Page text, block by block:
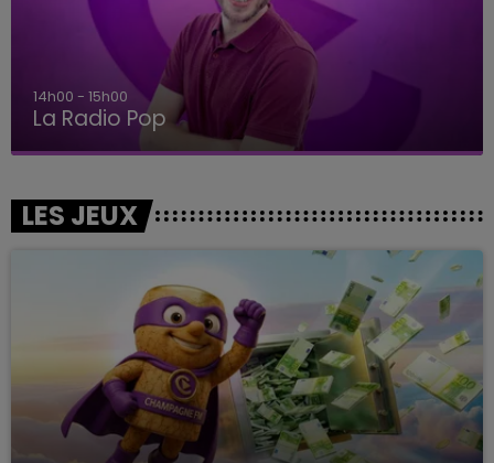
14h00 - 15h00
La Radio Pop
LES JEUX